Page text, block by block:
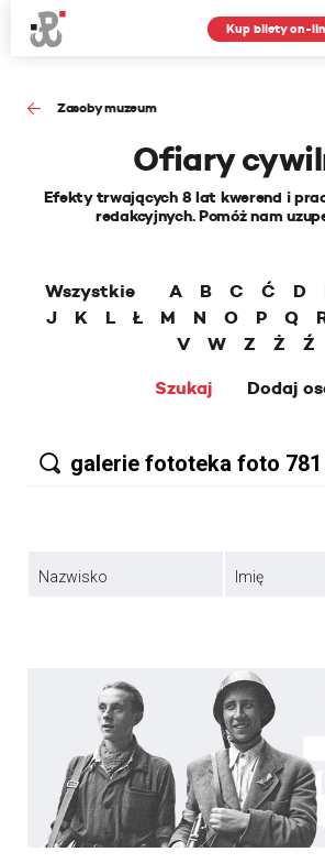
Kup bilety on-
Zasoby muzeum
Ofiary
Efekty trwających 8 lat kwerend i
redakcyjnych. Pomóż nam
Wszystkie A B C Ć D
J
K L Ł M N O P Q
V
W Z Ż
Ź
Szukaj
Dodaj
Nazwisko Imię